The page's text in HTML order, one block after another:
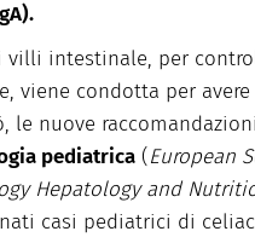
villi intestinale, per
viene condotta per
le nuove
pediatrica (European
Hepatology and
casi pediatrici di